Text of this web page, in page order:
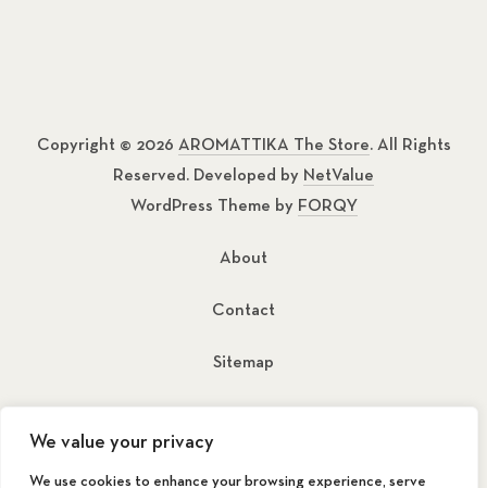
We value your privacy
We use cookies to enhance your browsing experience, serve
Copyright © 2026 AROMATTIKA The Store. All Rights
Reserved. Developed by NetValue
WordPress Theme by FORQY
About
Contact
Sitemap